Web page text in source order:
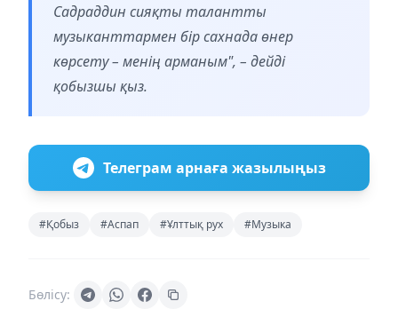
Садраддин сияқты талантты
музыканттармен бір сахнада өнер
көрсету – менің арманым", – дейді
қобызшы қыз.
Телеграм арнаға жазылыңыз
#Қобыз #Аспап #Ұлттық рух #Музыка
Бөлісу: